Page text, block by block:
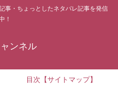
事・ちょっとしたネタバレ記事を発信
！
ンネル
目次【サイトマップ】